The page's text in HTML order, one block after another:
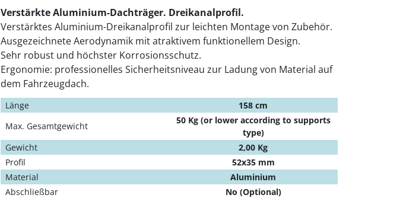
Verstärkte Aluminium-Dachträger. Dreikanalprofil.
Verstärktes Aluminium-Dreikanalprofil zur leichten Montage von Zubehör.
Ausgezeichnete Aerodynamik mit atraktivem funktionellem Design.
Sehr robust und höchster Korrosionsschutz.
Ergonomie: professionelles Sicherheitsniveau zur Ladung von Material auf
dem Fahrzeugdach.
Länge
158 cm
Max. Gesamtgewicht
50 Kg (or lower according to supports
type)
Gewicht
2,00 Kg
Profil
52x35 mm
Material
Aluminium
Abschließbar
No (Optional)